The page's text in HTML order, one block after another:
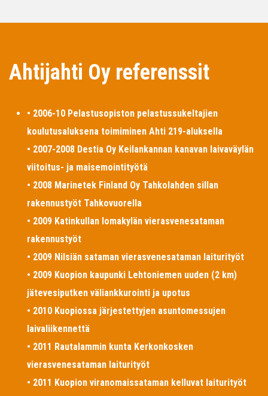
Ahtijahti Oy referenssit
• 2006-10 Pelastusopiston pelastussukeltajien
koulutusaluksena toimiminen Ahti 219-aluksella
• 2007-2008 Destia Oy Keilankannan kanavan laivaväylän
viitoitus- ja maisemointityötä
• 2008 Marinetek Finland Oy Tahkolahden sillan
rakennustyöt Tahkovuorella
• 2009 Katinkullan lomakylän vierasvenesataman
rakennustyöt
• 2009 Nilsiän sataman vierasvenesataman laiturityöt
• 2009 Kuopion kaupunki Lehtoniemen uuden (2 km)
jätevesiputken väliankkurointi ja upotus
• 2010 Kuopiossa järjestettyjen asuntomessujen
laivaliikennettä
• 2011 Rautalammin kunta Kerkonkosken
vierasvenesataman laiturityöt
• 2011 Kuopion viranomaissataman kelluvat laiturityöt